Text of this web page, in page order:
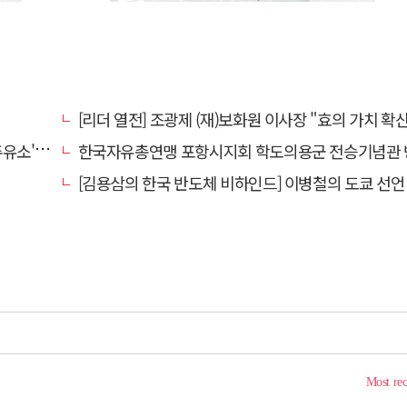
[리더 열전] 조광제 (재)보화원 이사장 "효의 가치 확산 위해 젊은층 참여 이끌어
선정
한국자유총연맹 포항시지회 학도의용군 전승기념관
[김용삼의 한국 반도체 비하인드] 이병철의 도쿄 선언